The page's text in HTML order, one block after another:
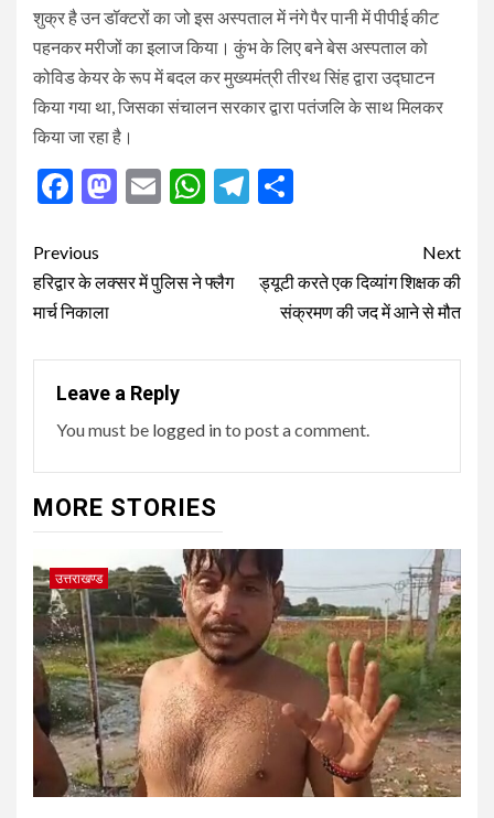
शुक्र है उन डॉक्टरों का जो इस अस्पताल में नंगे पैर पानी में पीपीई कीट
पहनकर मरीजों का इलाज किया। कुंभ के लिए बने बेस अस्पताल को
कोविड केयर के रूप में बदल कर मुख्यमंत्री तीरथ सिंह द्वारा उद्घाटन
किया गया था, जिसका संचालन सरकार द्वारा पतंजलि के साथ मिलकर
किया जा रहा है।
Facebook
Mastodon
EmailWhatsApp
Telegram
Post
navigation
Previous
हरिद्वार के लक्सर में पुलिस ने फ्लैग
मार्च निकाला
Next
ड्यूटी करते एक दिव्यांग शिक्षक की
संक्रमण की जद में आने से मौत
Leave a Reply
You must be logged into post a comment.
MORE STORIES
उत्तराखण्ड